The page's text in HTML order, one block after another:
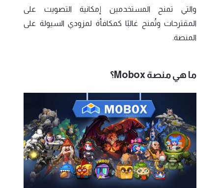
والتي تمنح المستخدمين إمكانية التصويت على
المقترحات وتُمنح غالبًا كمكافأة لمزودي السيولة على
المنصة.
ما هي منصة Mobox؟